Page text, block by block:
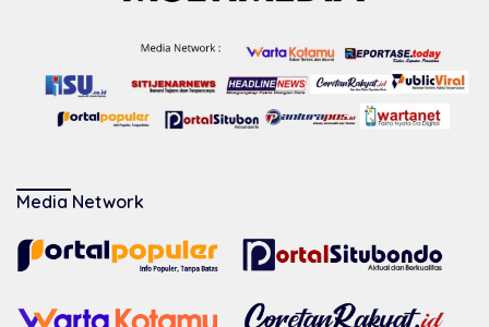
Media Network